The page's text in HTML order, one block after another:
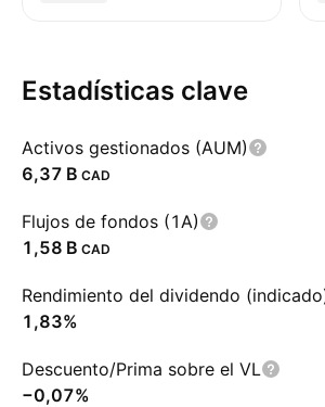
Estadísticas clave
Activos gestionados (AUM)
‪6,37 B‬ CAD
Flujos de fondos (1A)
‪1,58 B‬ CAD
Rendimiento del dividendo
1,83%
Descuento/Prima sobre el VL
−0,07%